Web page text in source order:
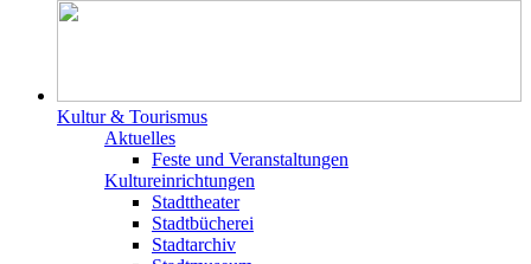
Kultur & Tourismus
Aktuelles
Feste und Veranstaltungen
Kultureinrichtungen
Stadttheater
Stadtbücherei
Stadtarchiv